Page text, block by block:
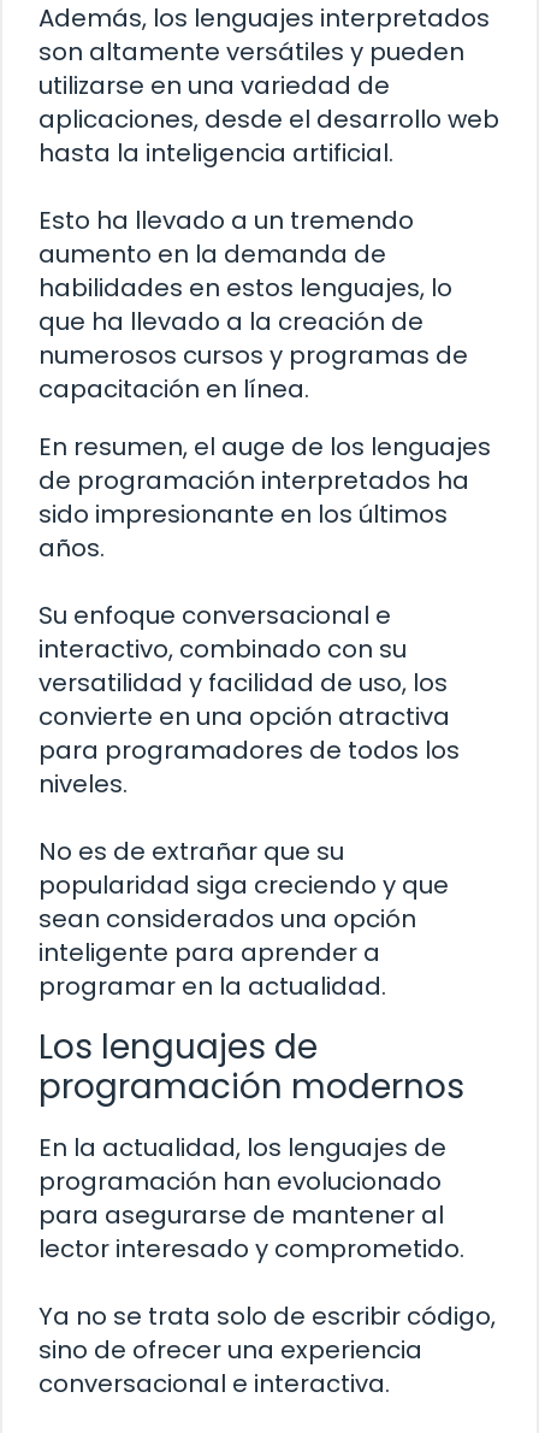
Además, los lenguajes interpretados
son altamente versátiles y pueden
utilizarse en una variedad de
aplicaciones, desde el desarrollo web
hasta la inteligencia artificial.
Esto ha llevado a un tremendo
aumento en la demanda de
habilidades en estos lenguajes, lo
que ha llevado a la creación de
numerosos cursos y programas de
capacitación en línea.
En resumen, el auge de los lenguajes
de programación interpretados ha
sido impresionante en los últimos
años.
Su enfoque conversacional e
interactivo, combinado con su
versatilidad y facilidad de uso, los
convierte en una opción atractiva
para programadores de todos los
niveles.
No es de extrañar que su
popularidad siga creciendo y que
sean considerados una opción
inteligente para aprender a
programar en la actualidad.
Los lenguajes de
programación modernos
En la actualidad, los lenguajes de
programación han evolucionado
para asegurarse de mantener al
lector interesado y comprometido.
Ya no se trata solo de escribir código,
sino de ofrecer una experiencia
conversacional e interactiva.